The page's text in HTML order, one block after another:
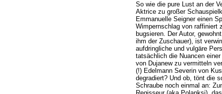
So wie die pure Lust an der
Aktrice zu großer
Emmanuelle Seigner einen
Wimpernschlag von raffiniert
bugsieren. Der Autor,
ihm der Zuschauer), ist
aufdringliche und vulgäre
tatsächlich die Nuancen
von Dujanew zu vermitteln
(!) Edelmann Severin von
degradiert? Und ob, tönt die
Schraube noch einmal an: